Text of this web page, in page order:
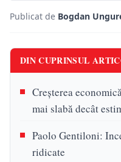
Publicat de Bogdan
DIN CUPRINSUL
Creşterea
mai slabă decât
Paolo Gentiloni:
ridicate